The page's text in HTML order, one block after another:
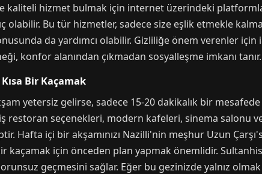
kaliteli hizmet bulmak için internet üzerindeki
olabilir. Bu tür hizmetler, sadece size eşlik etmekle
da yardımcı olabilir. Gizliliğe önem verenler
konfor alanından çıkmadan sosyalleşme imkanı tanır.
Bir Kaçamak
yetersiz gelirse, sadece 15-20 dakikalık bir
restoran seçenekleri, modern kafeleri, sinema salonu
Hafta içi bir akşamınızı Nazilli'nin meşhur Uzun
kaçamak için önceden plan yapmak önemlidir.
geçmesini sağlar. Eğer bu gezinizde yalnız